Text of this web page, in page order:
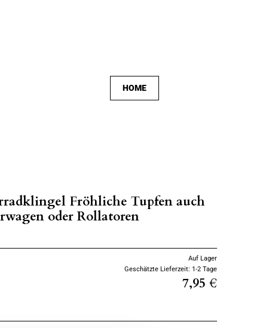
HOME
Fröhliche Tupfen auch
oder Rollatoren
Auf Lager
Geschätzte Lieferzeit: 1-2 Tage
7,95 €